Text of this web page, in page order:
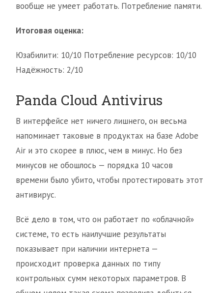
вообще не умеет работать. Потребление памяти.
Итоговая оценка:
Юзабилити: 10/10 Потребление ресурсов: 10/10
Надёжность: 2/10
Panda Cloud Antivirus
В интерфейсе нет ничего лишнего, он весьма
напоминает таковые в продуктах на базе Adobe
Air и это скорее в плюс, чем в минус. Но без
минусов не обошлось — порядка 10 часов
времени было убито, чтобы протестировать этот
антивирус.
Всё дело в том, что он работает по «облачной»
системе, то есть наилучшие результаты
показывает при наличии интернета —
происходит проверка данных по типу
контрольных сумм некоторых параметров. В